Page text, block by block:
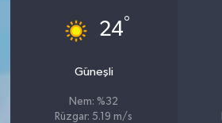
24°
Güneşli
Nem: %32
Rüzgar: 5.19 m/s